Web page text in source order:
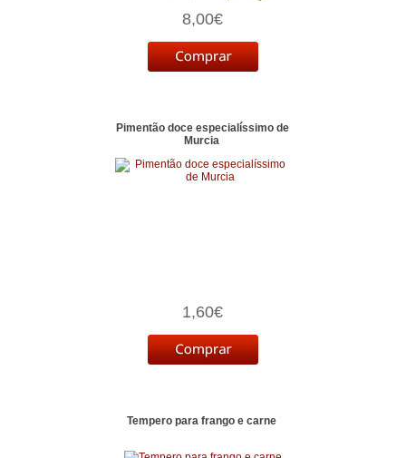
8,00€
Pimentão doce especialíssimo de
Murcia
1,60€
Tempero para frango e carne